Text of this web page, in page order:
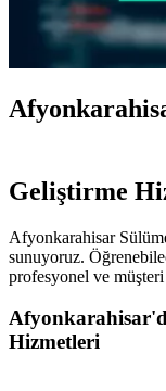
Geliştirme
Afyonkarahisar
sunuyoruz.
profesyonel ve
Hizmetleri